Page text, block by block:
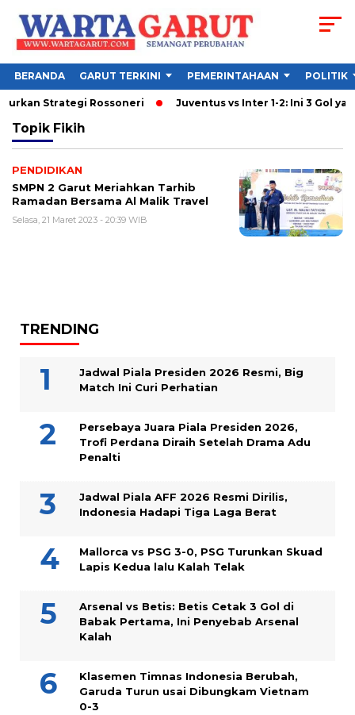
BERANDA GARUT TERKINI PEMERINTAHAAN POLITIK
Strategi Rossoneri Juventus vs Inter 1-2: Ini 3 Gol
Topik Fikih
PENDIDIKAN
SMPN 2 Garut Meriahkan Tarhib
Ramadan Bersama Al Malik Travel
Selasa, 21 Maret 2023 - 20:39 WIB
TRENDING
Jadwal Piala Presiden 2026 Resmi, Big
Match Ini Curi Perhatian
Persebaya Juara Piala Presiden 2026,
Trofi Perdana Diraih Setelah Drama Adu
Penalti
Jadwal Piala AFF 2026 Resmi Dirilis,
Indonesia Hadapi Tiga Laga Berat
Mallorca vs PSG 3-0, PSG Turunkan Skuad
Lapis Kedua lalu Kalah Telak
Arsenal vs Betis: Betis Cetak 3 Gol di
Babak Pertama, Ini Penyebab Arsenal
Kalah
Klasemen Timnas Indonesia Berubah,
Garuda Turun usai Dibungkam Vietnam
0-3